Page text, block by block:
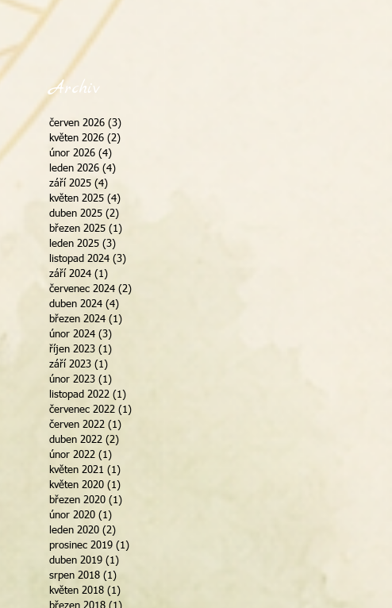
Archiv
červen 2026 (3)
květen 2026 (2)
únor 2026 (4)
leden 2026 (4)
září 2025 (4)
květen 2025 (4)
duben 2025 (2)
březen 2025 (1)
leden 2025 (3)
listopad 2024 (3)
září 2024 (1)
červenec 2024 (2)
duben 2024 (4)
březen 2024 (1)
únor 2024 (3)
říjen 2023 (1)
září 2023 (1)
únor 2023 (1)
listopad 2022 (1)
červenec 2022 (1)
červen 2022 (1)
duben 2022 (2)
únor 2022 (1)
květen 2021 (1)
květen 2020 (1)
březen 2020 (1)
únor 2020 (1)
leden 2020 (2)
prosinec 2019 (1)
duben 2019 (1)
srpen 2018 (1)
květen 2018 (1)
březen 2018 (1)